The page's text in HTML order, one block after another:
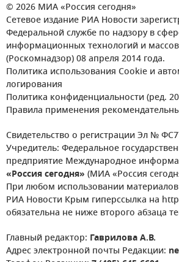
© 2026 МИА «Россия сегодня»
Сетевое издание РИА Новости
Федеральной службе по надзору в
информационных технологий и
(Роскомнадзор) 08 апреля 2014 года.
Политика использования Cookie и
логирования
Политика конфиденциальности (ред.
Правила применения
Свидетельство о регистрации Эл №
Учредитель: Федеральное
предприятие Международное
«Россия сегодня» (МИА «Россия
При любом использовании материалов
РИА Новости Крым гиперссылка на
обязательна не ниже второго абзаца
Главный редактор: Гаврилова А.В.
Адрес электронной почты Редакции: